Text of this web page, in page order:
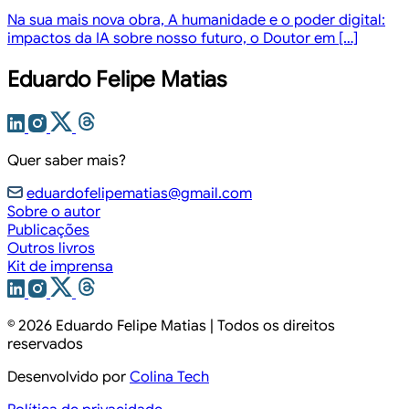
Na sua mais nova obra, A humanidade e o poder digital:
impactos da IA sobre nosso futuro, o Doutor em […]
Eduardo Felipe Matias
Quer saber mais?
eduardofelipematias@gmail.com
Sobre o autor
Publicações
Outros livros
Kit de imprensa
© 2026 Eduardo Felipe Matias | Todos os direitos
reservados
Desenvolvido por Colina Tech